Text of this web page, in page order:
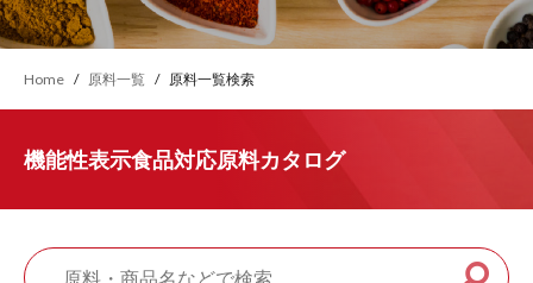
Home 原料一覧 原料一覧検索
機能性表示食品対応原料カタログ